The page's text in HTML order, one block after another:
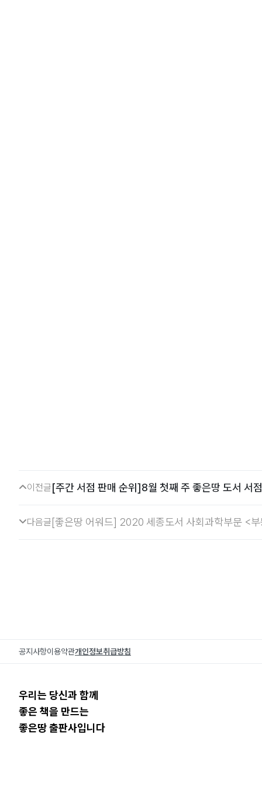
이전글[주간 서점 판매 순위]8월 첫째 주 좋은땅 도서 서
다음글 [좋은땅 어워드] 2020 세종도서 사회과학부문 <
공지사항이용약관개인정보취급방침
우리는 당신과 함께
좋은 책을 만드는
좋은땅 출판사입니다